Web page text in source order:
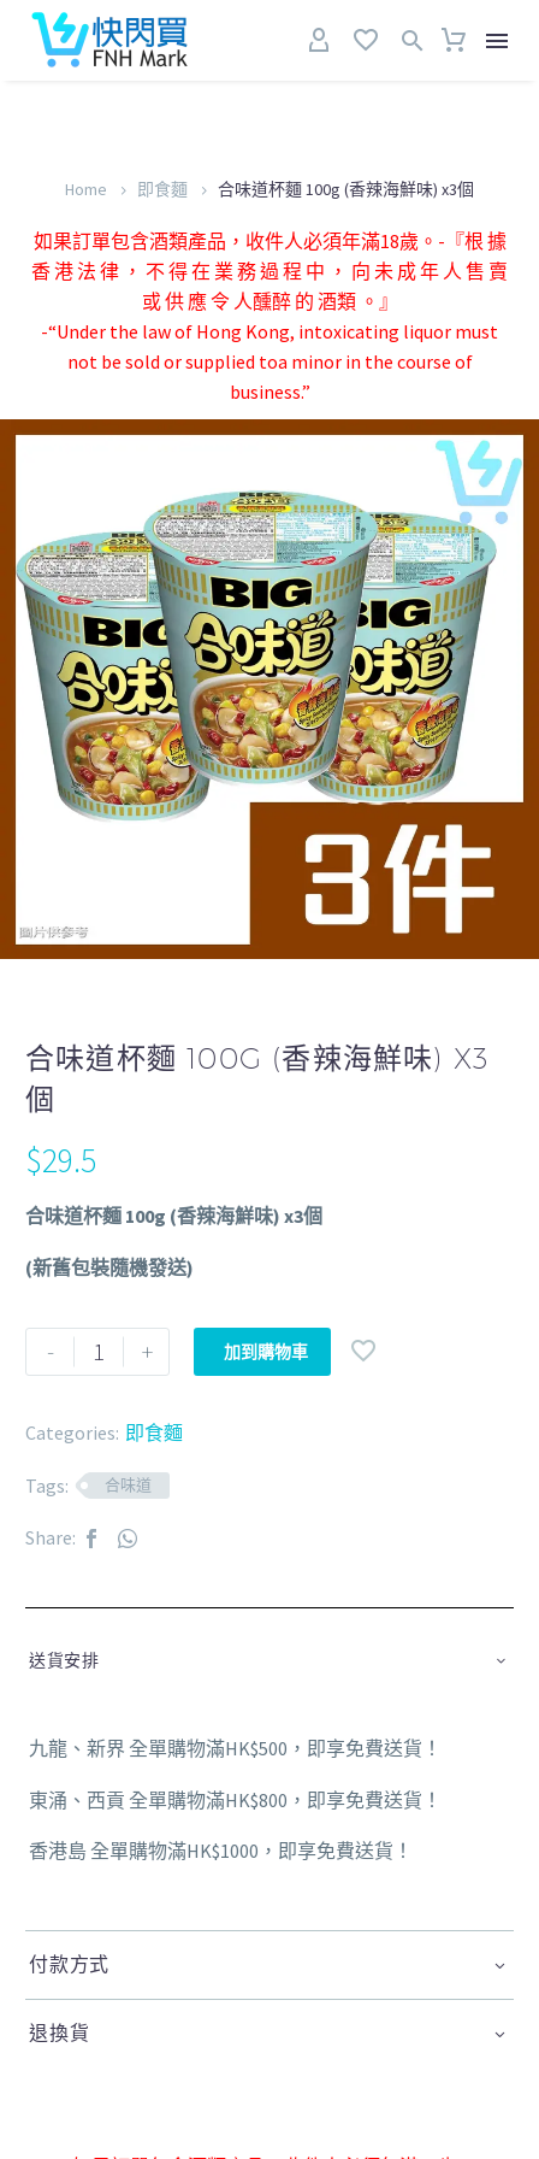
Home 即食麵 合味道杯麵 100g (香辣海鮮味) x3個
如果訂單包含酒類產品，收件人必須年滿18歲。-『根 據
香 港 法 律 ， 不 得 在 業 務 過 程 中 ， 向 未 成 年 人 售 賣
或 供 應 令 人醺醉 的 酒類 。』
-“Under the law of Hong Kong, intoxicating liquor must
not be sold or supplied toa minor in the course of
business.”
合味道杯麵 100G (香辣海鮮味) X3
個
$29.5
合味道杯麵 100g (香辣海鮮味) x3個
(新舊包裝隨機發送)
- + 加到購物車
Categories: 即食麵
Tags: 合味道
Share:
送貨安排
九龍、新界 全單購物滿HK$500，即享免費送貨！
東涌、西貢 全單購物滿HK$800，即享免費送貨！
香港島 全單購物滿HK$1000，即享免費送貨！
付款方式
退換貨